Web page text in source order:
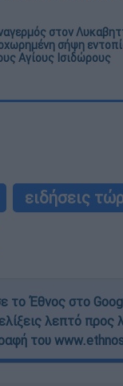
στον
σήψη
Αγίους Ισιδώρους
ειδήσεις
το Έθνος στο
λεπτό προς
του